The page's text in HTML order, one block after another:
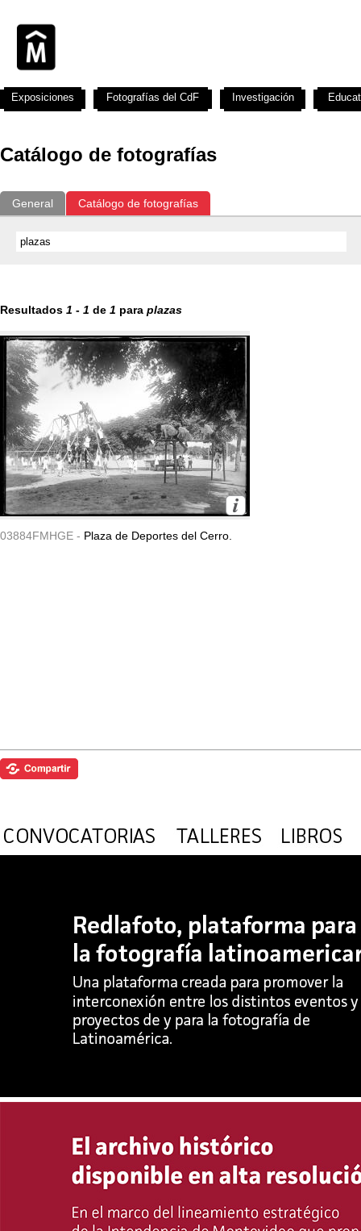
Catálogo de fotografías
General Catálogo de fotografías
Resultados 1 - 1 de 1 para plazas
03884FMHGE - Plaza de Deportes del Cerro.
Exposiciones Fotografías del CdF Investigación